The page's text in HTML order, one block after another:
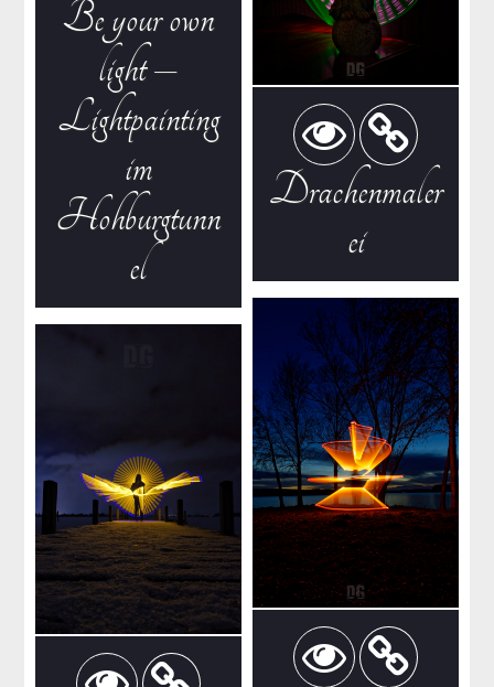
Be your own
light –
Lightpainting
im
Hohburgtunn
el
Drachenmaler
ei